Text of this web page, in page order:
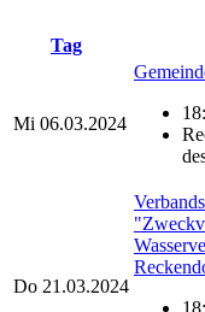
Tag
Mi 06.03.2024
Do 21.03.2024